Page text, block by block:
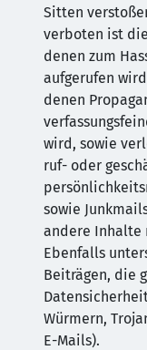
Sitten
verboten ist
denen zum
aufgerufen
denen
wird, sowie
ruf- oder
sowie
andere Inhalte
Ebenfalls
Beiträgen, die
Würmern,
E-Mails).